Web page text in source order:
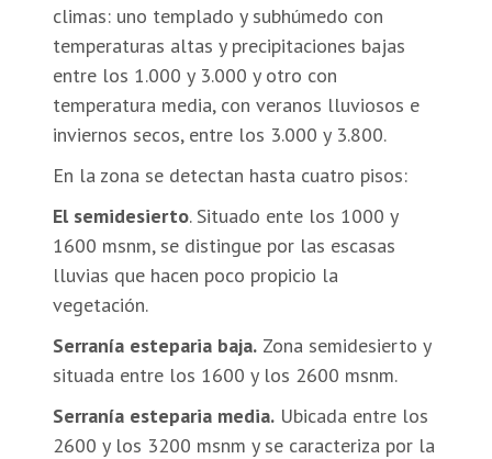
climas: uno templado y subhúmedo con
temperaturas altas y precipitaciones bajas
entre los 1.000 y 3.000 y otro con
temperatura media, con veranos lluviosos e
inviernos secos, entre los 3.000 y 3.800.
En la zona se detectan hasta cuatro pisos:
El semidesierto. Situado ente los 1000 y
1600 msnm, se distingue por las escasas
lluvias que hacen poco propicio la
vegetación.
Serranía esteparia baja. Zona semidesierto y
situada entre los 1600 y los 2600 msnm.
Serranía esteparia media. Ubicada entre los
2600 y los 3200 msnm y se caracteriza por la